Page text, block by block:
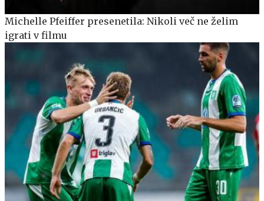
Michelle Pfeiffer presenetila: Nikoli več ne želim
igrati v filmu